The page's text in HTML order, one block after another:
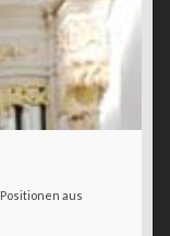
aus